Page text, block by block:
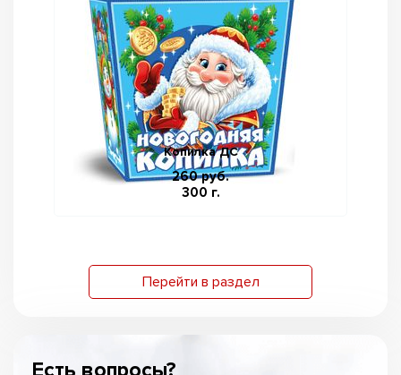
Копилка ДС
260 руб.
300 г.
Перейти в раздел